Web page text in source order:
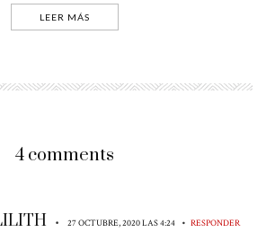
LEER MÁS
4 comments
• 27 OCTUBRE, 2020 LAS 4:24 • RESPONDER